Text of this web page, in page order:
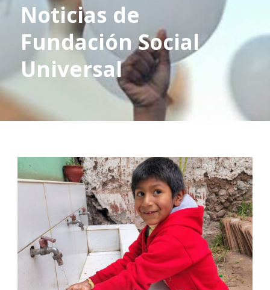
Noticias de
Fundación Social
Universal